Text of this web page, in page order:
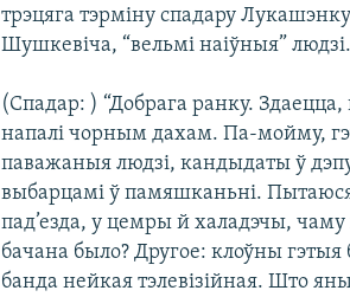
трэцяга тэрміну спадару
Шушкевіча, “вельмі наіўныя”
(Спадар: ) “Добрага ранку. Здаецца,
напалі чорным дахам. Па-мойму,
паважаныя людзі, кандыдаты ў
выбарцамі ў памяшканьні. Пытаюся
пад’езда, у цемры й халадэчы,
бачана было? Другое: клоўны
банда нейкая тэлевізійная. Што